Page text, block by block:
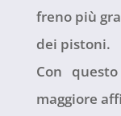
freno più
dei pistoni.
Con
maggiore